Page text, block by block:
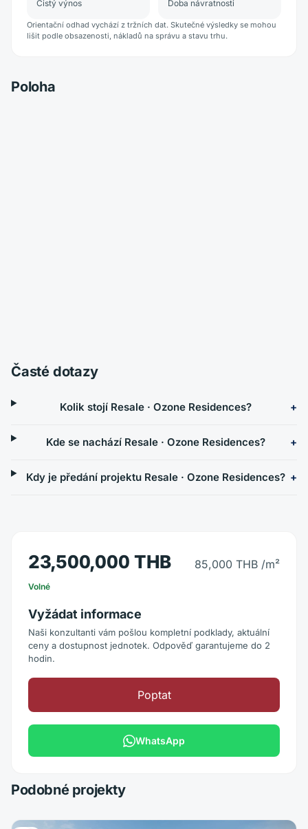
Čistý výnos Doba návratnosti
Orientační odhad vychází z tržních dat. Skutečné výsledky se mohou
lišit podle obsazenosti, nákladů na správu a stavu trhu.
Poloha
Časté dotazy
Kolik stojí Resale · Ozone Residences?
Kde se nachází Resale · Ozone Residences?
Kdy je předání projektu Resale · Ozone Residences?
23,500,000 THB 85,000 THB /m²
Volné
Vyžádat informace
Naši konzultanti vám pošlou kompletní podklady, aktuální
ceny a dostupnost jednotek. Odpověď garantujeme do 2
hodin.
Poptat
WhatsApp
Podobné projekty